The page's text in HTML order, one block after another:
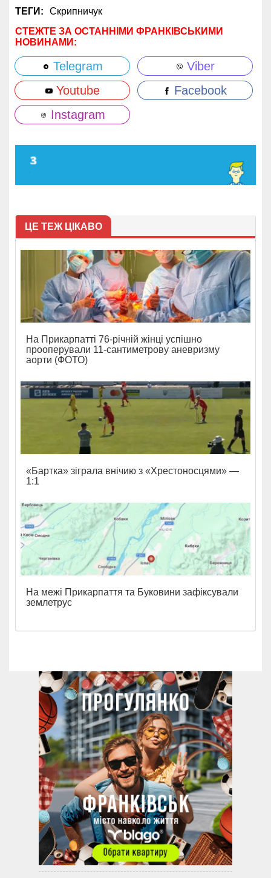
ТЕГИ:
Скрипничук
СТЕЖТЕ ЗА ОСТАННІМИ ФРАНКІВСЬКИМИ
НОВИНАМИ:
Telegram
Viber
Youtube
Facebook
Instagram
ЦЕ ТЕЖ ЦІКАВО
На Прикарпатті 76-річній жінці успішно
прооперували 11-сантиметрову аневризму
аорти (ФОТО)
«Бартка» зіграла внічию з «Хрестоносцями» —
1:1
На межі Прикарпаття та Буковини зафіксували
землетрус